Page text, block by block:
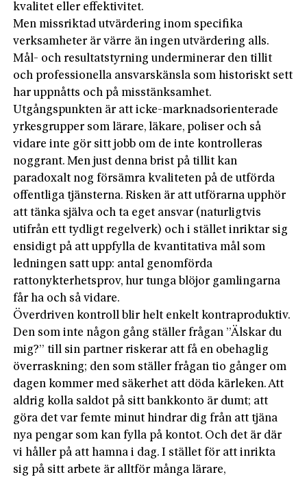
kvalitet eller effektivitet.
Men missriktad utvärdering inom specifika
verksamheter är värre än ingen utvärdering alls.
Mål- och resultatstyrning underminerar den tillit
och professionella ansvarskänsla som historiskt sett
har uppnåtts och på misstänksamhet.
Utgångspunkten är att icke-marknadsorienterade
yrkesgrupper som lärare, läkare, poliser och så
vidare inte gör sitt jobb om de inte kontrolleras
noggrant. Men just denna brist på tillit kan
paradoxalt nog försämra kvaliteten på de utförda
offentliga tjänsterna. Risken är att utförarna upphör
att tänka själva och ta eget ansvar (naturligtvis
utifrån ett tydligt regelverk) och i stället inriktar sig
ensidigt på att uppfylla de kvantitativa mål som
ledningen satt upp: antal genomförda
rattonykterhetsprov, hur tunga blöjor gamlingarna
får ha och så vidare.
Överdriven kontroll blir helt enkelt kontraproduktiv.
Den som inte någon gång ställer frågan ”Älskar du
mig?” till sin partner riskerar att få en obehaglig
överraskning; den som ställer frågan tio gånger om
dagen kommer med säkerhet att döda kärleken. Att
aldrig kolla saldot på sitt bankkonto är dumt; att
göra det var femte minut hind­rar dig från att tjäna
nya pengar som kan fylla på kontot. Och det är där
vi håller på att hamna i dag. I stället för att inrikta
sig på sitt arbete är alltför många lärare,